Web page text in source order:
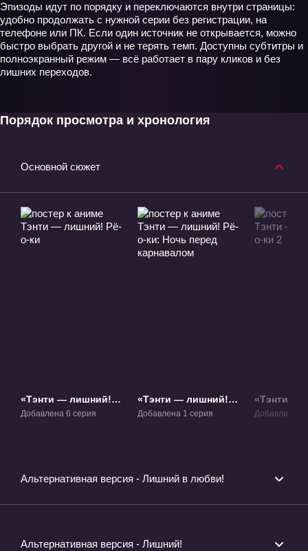
Эпизоды идут по порядку и переключаются внутри страницы:
удобно продолжать с нужной серии без регистрации, на
телефоне или ПК. Если один источник не открывается, можно
быстро выбрать другой и не терять темп. Доступны субтитры и
полноэкранный режим — всё работает в пару кликов и без
лишних переходов.
Порядок просмотра и хронология
Основной сюжет
«Тэнти — лишний!
Рё-о-ки» ОВА-1
Добавлена 6 серия
«Тэнти — лишний!
Рё-о-ки: Ночь перед
Добавлена 1 серия
«Тэнти —
Рё-о-ки
Добавлена 6
Альтернативная версия - Лишний в любви!
Альтернативная версия - Лишний!